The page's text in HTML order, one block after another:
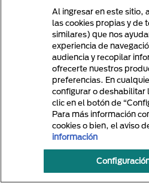
All Nestlé Purina trademarks owned by
Vevey, Switzerland or are
Términos y Condiciones
Al ingresar en este sitio,
las cookies propias y de
similares) que nos
experiencia de
audiencia y recopilar
ofrecerte nuestros
preferencias. En
configurar o deshabilitar
clic en el botón de
Para más información
cookies o bien, el aviso
información